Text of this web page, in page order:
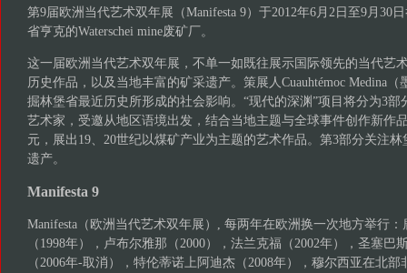
第9届欧洲当代艺术双年展（Manifesta 9）于2012年6月2日至9月30
省亨克的Waterschei mine废矿厂。
这一届欧洲当代艺术双年展，不单一如既往展示国际领先的当代艺
历史作品，以及当地丰富的矿采遗产。策展人Cuauhtémoc Medina
掘林堡省最近历史所形成的社会影响。“现代的深渊”项目将分为3部
艺术家，受邀从地区语境出发，结合当地主题与全球事件创作新作
元，展出19、20世纪以煤矿产业为主题的艺术作品。第3部分关注
遗产。
Manifesta 9
Manifesta（欧洲当代艺术双年展）, 每两年在欧洲换一次地方举行
（1998年），卢布尔雅那（2000），法兰克福（2002年），圣塞巴
（2006年-取消），特伦蒂诺上阿迪杰（2008年），穆尔西亚在北部